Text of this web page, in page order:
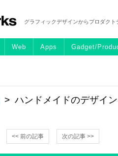
グラフィックデザインからプロダク
Web Apps Gadget/
> ハンドメイドのデザイ
<< 前の記事 次の記事 >>